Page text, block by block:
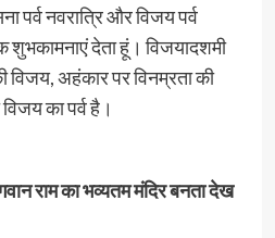
पर्व नवरात्रि और विजय पर्व
देता हूं। विजयादशमी
विजय, अहंकार पर विनम्रता की
का पर्व है।
राम का भव्यतम मंदिर बनता देख